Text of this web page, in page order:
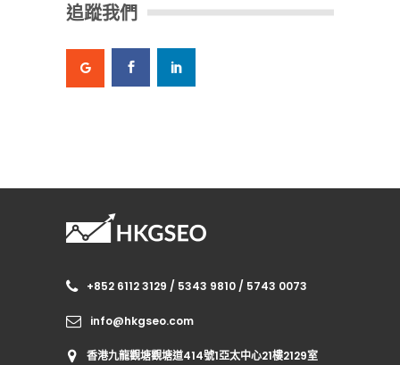
追蹤我們
+852 6112 3129 / 5343 9810 / 5743 0073
info@hkgseo.com
香港九龍觀塘觀塘道414號1亞太中心21樓2129室